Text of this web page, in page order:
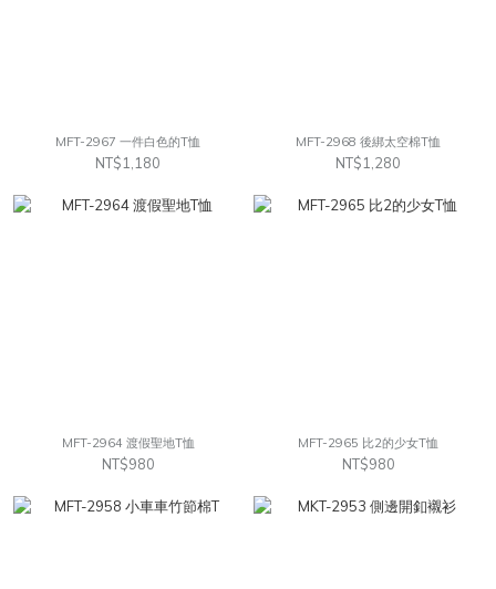
MFT-2967 一件白色的T恤
NT$1,180
MFT-2968 後綁太空棉T恤
NT$1,280
MFT-2964 渡假聖地T恤
NT$980
MFT-2965 比2的少女T恤
NT$980